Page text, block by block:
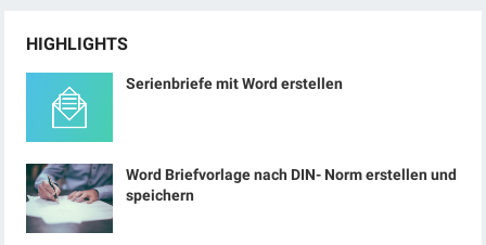
HIGHLIGHTS
Serienbriefe mit Word erstellen
Word Briefvorlage nach DIN- Norm erstellen und
speichern